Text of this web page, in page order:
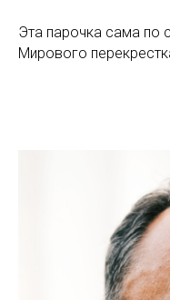
Эта парочка сама по
Мирового